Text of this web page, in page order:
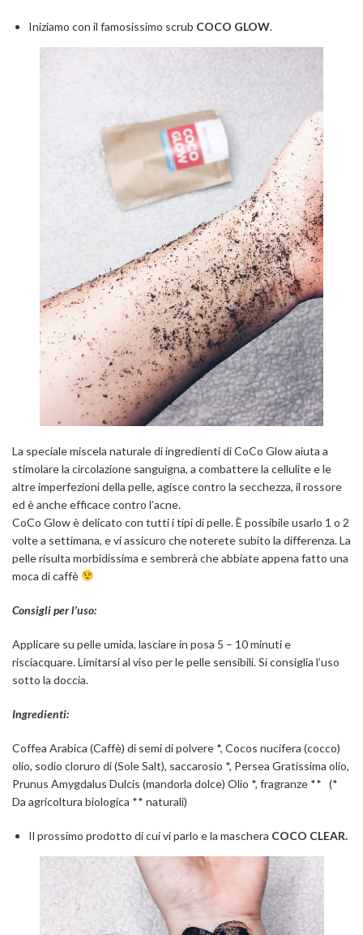
Iniziamo con il famosissimo scrub COCO GLOW.
La speciale miscela naturale di ingredienti di CoCo Glow aiuta a
stimolare la circolazione sanguigna, a combattere la cellulite e le
altre imperfezioni della pelle, agisce contro la secchezza, il rossore
ed è anche efficace contro l’acne.
CoCo Glow è delicato con tutti i tipi di pelle. È possibile usarlo 1 o 2
volte a settimana, e vi assicuro che noterete subito la differenza. La
pelle risulta morbidissima e sembrerà che abbiate appena fatto una
moca di caffè
Consigli per l’uso:
Applicare su pelle umida, lasciare in posa 5 – 10 minuti e
risciacquare. Limitarsi al viso per le pelle sensibili. Si consiglia l’uso
sotto la doccia.
Ingredienti:
Coffea Arabica (Caffè) di semi di polvere *, Cocos nucifera (cocco)
olio, sodio cloruro di (Sole Salt), saccarosio *, Persea Gratissima olio,
Prunus Amygdalus Dulcis (mandorla dolce) Olio *, fragranze ** (*
Da agricoltura biologica ** naturali)
Il prossimo prodotto di cui vi parlo e la maschera COCO CLEAR.